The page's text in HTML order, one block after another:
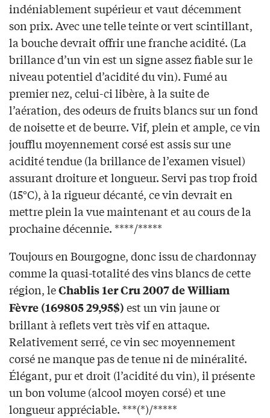
indéniablement supérieur et vaut décemment
son prix. Avec une telle teinte or vert scintillant,
la bouche devrait offrir une franche acidité. (La
brillance d’un vin est un signe assez fiable sur le
niveau potentiel d’acidité du vin). Fumé au
premier nez, celui-ci libère, à la suite de
l’aération, des odeurs de fruits blancs sur un fond
de noisette et de beurre. Vif, plein et ample, ce vin
joufflu moyennement corsé est assis sur une
acidité tendue (la brillance de l’examen visuel)
assurant droiture et longueur. Servi pas trop froid
(15°C), à la rigueur décanté, ce vin devrait en
mettre plein la vue maintenant et au cours de la
prochaine décennie. ****/*****
Toujours en Bourgogne, donc issu de chardonnay
comme la quasi-totalité des vins blancs de cette
région, leChablis 1er Cru 2007 de William
Fèvre (169805 29,95$) est un vin jaune or
brillant à reflets vert très vif en attaque.
Relativement serré, ce vin sec moyennement
corsé ne manque pas de tenue ni de minéralité.
Élégant, pur et droit (l’acidité du vin), il présente
un bon volume (alcool moyen corsé) et une
longueur appréciable. ***(*)/*****